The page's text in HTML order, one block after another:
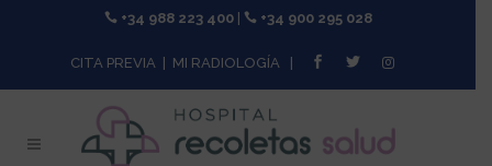
+34 988 223 400| +34 900 295 028
CITA PREVIA MI RADIOLOGÍA